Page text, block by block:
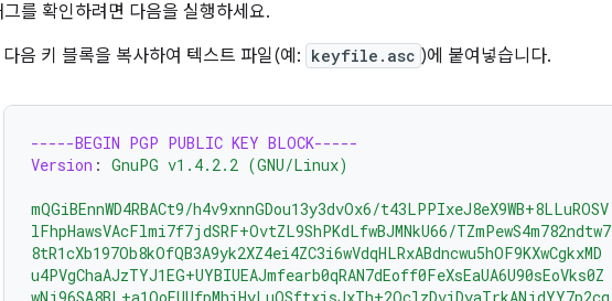
를 확인하려면 다음을 실행하세요.
다음 키 블록을 복사하여 텍스트 파일(예: keyfile.asc )에 붙여넣습니다.
-----BEGIN PGP PUBLIC KEY BLOCK-----
Version : GnuPG v1.4.2.2 (GNU/Linux)
mQGiBEnnWD4RBACt9/h4v9xnnGDou13y3dvOx6/t43LPPIxeJ8eX9WB+8LLuROSV
lFhpHawsVAcFlmi7f7jdSRF+OvtZL9ShPKdLfwBJMNkU66/TZmPewS4m782ndtw7
8tR1cXb197Ob8kOfQB3A9yk2XZ4ei4ZC3i6wVdqHLRxABdncwu5hOF9KXwCgkxMD
u4PVgChaAJzTYJ1EG+UYBIUEAJmfearb0qRAN7dEoff0FeXsEaUA6U90sEoVks0Z